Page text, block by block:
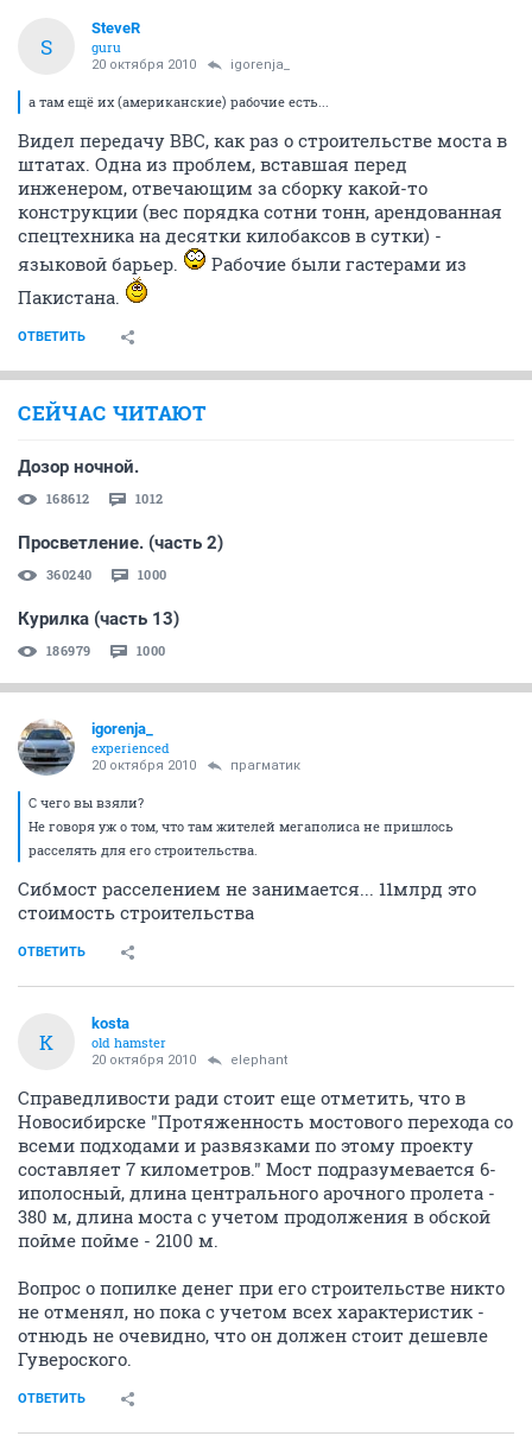
S
SteveR
guru
20 октября 2010 igorenja_
а там ещё их (американские) рабочие есть...
Видел передачу BBC, как раз о строительстве моста в
штатах. Одна из проблем, вставшая перед
инженером, отвечающим за сборку какой-то
конструкции (вес порядка сотни тонн, арендованная
спецтехника на десятки килобаксов в сутки) -
языковой барьер.
Рабочие были гастерами из
Пакистана.
ОТВЕТИТЬ
СЕЙЧАС ЧИТАЮТ
Дозор ночной.
168612 1012
Просветление. (часть 2)
360240 1000
Курилка (часть 13)
186979 1000
igorenja_
experienced
20 октября 2010 прагматик
С чего вы взяли?
Не говоря уж о том, что там жителей мегаполиса не пришлось
расселять для его строительства.
Сибмост расселением не занимается... 11млрд это
стоимость строительства
ОТВЕТИТЬ
K
kosta
old hamster
20 октября 2010 elephant
Справедливости ради стоит еще отметить, что в
Новосибирске "Протяженность мостового перехода со
всеми подходами и развязками по этому проекту
составляет 7 километров." Мост подразумевается 6-
иполосный, длина центрального арочного пролета -
380 м, длина моста с учетом продолжения в обской
пойме пойме - 2100 м.
Вопрос о попилке денег при его строительстве никто
не отменял, но пока с учетом всех характеристик -
отнюдь не очевидно, что он должен стоит дешевле
Гувероского.
ОТВЕТИТЬ